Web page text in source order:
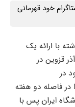
خود قهرمانی
با ارائه یک
قزوین در
در
در فاصله دو هفته
ایران پس با